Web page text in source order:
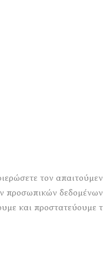
τον
προσωπικών
και προστατεύουμε